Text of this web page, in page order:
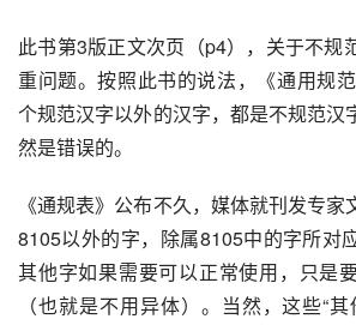
此书第3版正文次页（p4），关于不规
重问题。按照此书的说法，《通用规
个规范汉字以外的汉字，都是不规范汉
然是错误的。
《通规表》公布不久，媒体就刊发专
8105以外的字，除属8105中的字所对
其他字如果需要可以正常使用，只是
（也就是不用异体）。当然，这些“